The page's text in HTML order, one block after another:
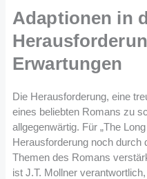
Adaptionen in
Erwartungen
Die Herausforderung, eine
eines beliebten Romans zu
allgegenwärtig. Für „The
Herausforderung noch durch
Themen des Romans
ist J.T. Mollner